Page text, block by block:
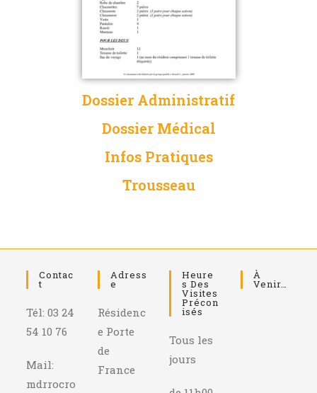
Dossier Administratif
Dossier Médical
Infos Pratiques
Trousseau
Contac
T
Tél: 03 24
54 10 76
Mail:
mdrrocro
Adress
E
Résidenc
e Porte
de
France
Heure
S Des
Visites
Précon
Isés
Tous les
jours
À
Venir…